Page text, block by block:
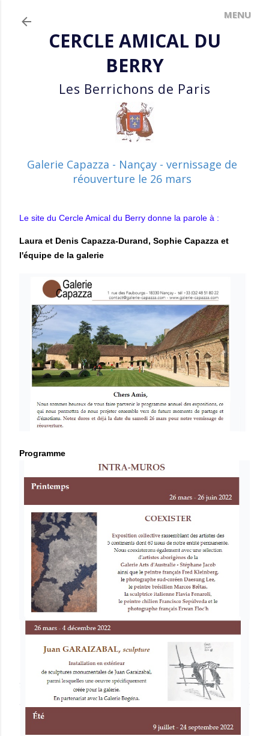
CERCLE AMICAL DU
BERRY
Les Berrichons de Paris
Galerie Capazza - Nançay - vernissage de
réouverture le 26 mars
Le site du Cercle Amical du Berry donne la parole à :
Laura et Denis Capazza-Durand, Sophie Capazza et
l'équipe de la galerie
Programme